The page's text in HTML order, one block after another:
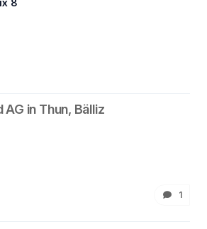
8
in Thun, Bälliz
1